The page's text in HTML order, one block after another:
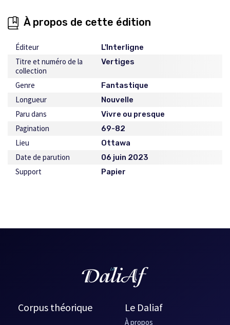
À propos de cette édition
Éditeur L'Interligne
Titre et numéro de la
collection
Vertiges
Genre Fantastique
Longueur Nouvelle
Paru dans Vivre ou presque
Pagination 69-82
Lieu Ottawa
Date de parution 06 juin 2023
Support Papier
Corpus théorique Le Daliaf
À propos